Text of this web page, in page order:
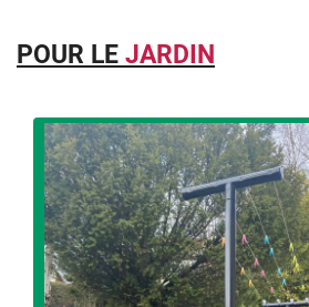
POUR LE JARDIN